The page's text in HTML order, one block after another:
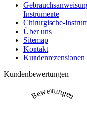
Instrumente
Chirurgische-
Über uns
Sitemap
Kontakt
Kundenrezensionen
Kundenbewertungen
Bewertungen